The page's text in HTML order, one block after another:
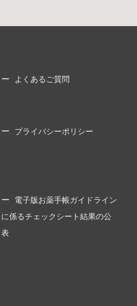
よくあるご質問
プライバシーポリシー
電子版お薬手帳ガイドライン
に係るチェックシート結果の公
表